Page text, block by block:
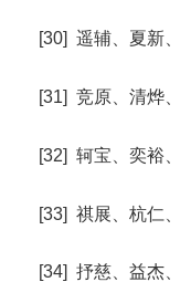
[30] 遥辅、夏新
[31] 竞原、清烨
[32] 轲宝、奕裕
[33] 祺展、杭仁
[34] 抒慈、益杰